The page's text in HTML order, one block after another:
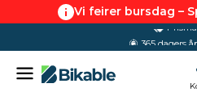
Vi feirer bursdag –
365 dagers